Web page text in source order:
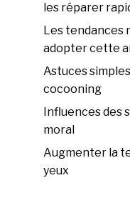
les réparer
Les tendances
adopter cette
Astuces
cocooning
Influences des
moral
Augmenter la
yeux